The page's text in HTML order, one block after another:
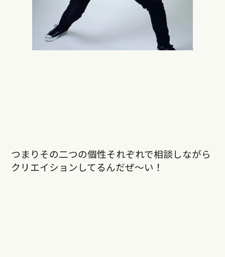
つまりその二つの個性それぞれで相談しながら
クリエイションしてるんだぜ〜い！